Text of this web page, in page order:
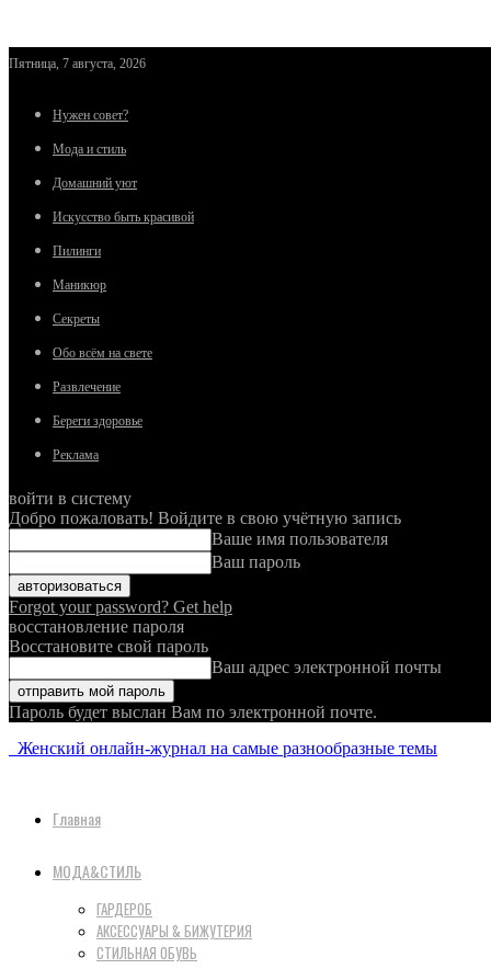
Пятница, 7 августа, 2026
Нужен совет?
Мода и стиль
Домашний уют
Искусство быть красивой
Пилинги
Маникюр
Секреты
Обо всём на свете
Развлечение
Береги здоровье
Реклама
войти в систему
Добро пожаловать! Войдите в свою учётную запись
Ваше имя пользователя
Ваш пароль
Forgot your password? Get help
восстановление пароля
Восстановите свой пароль
Ваш адрес электронной почты
Пароль будет выслан Вам по электронной почте.
Женский онлайн-журнал на самые разнообразные темы
Главная
МОДА&СТИЛЬ
ГАРДЕРОБ
АКСЕССУАРЫ & БИЖУТЕРИЯ
СТИЛЬНАЯ ОБУВЬ